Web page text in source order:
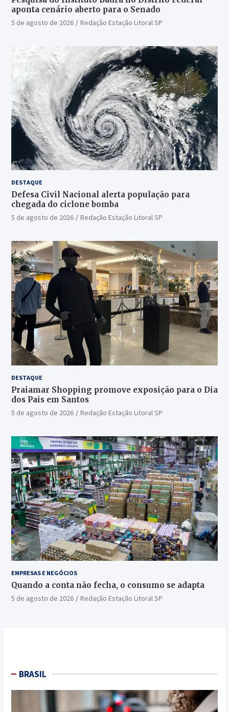
aponta cenário aberto para o Senado
5 de agosto de 2026 Redação Estação Litoral SP
DESTAQUE
Defesa Civil Nacional alerta população para
chegada do ciclone bomba
5 de agosto de 2026 Redação Estação Litoral SP
DESTAQUE
Praiamar Shopping promove exposição para o Dia
dos Pais em Santos
5 de agosto de 2026 Redação Estação Litoral SP
EMPRESAS E NEGÓCIOS
Quando a conta não fecha, o consumo se adapta
5 de agosto de 2026 Redação Estação Litoral SP
BRASIL